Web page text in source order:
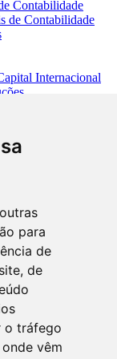
para
de
de
o tráfego
vêm
Contabilidade
de Contabilidade
Internacional
Mobiliários
SFN
de
e